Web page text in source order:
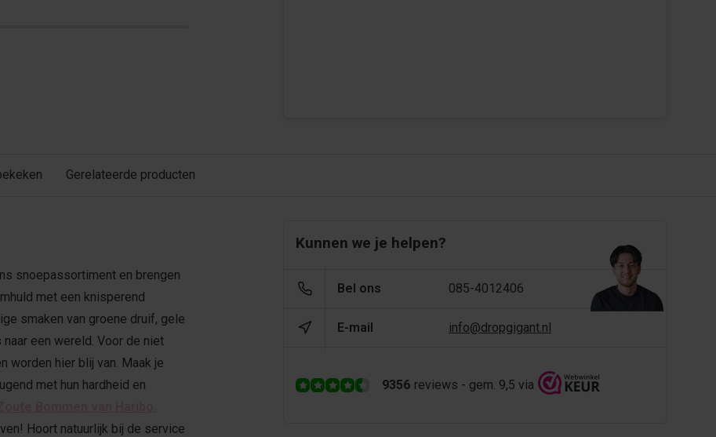
Gerelateerde producten
snoepassortiment en brengen
met een knisperend
smaken van groene druif, gele
een wereld. Voor de niet
worden hier blij van. Maak je
met hun hardheid en
Hoort natuurlijk bij de service
Kunnen we je helpen?
Bel ons 085-4012406
E-mail info@dropgigant.nl
9356 reviews - gem. 9,5 via